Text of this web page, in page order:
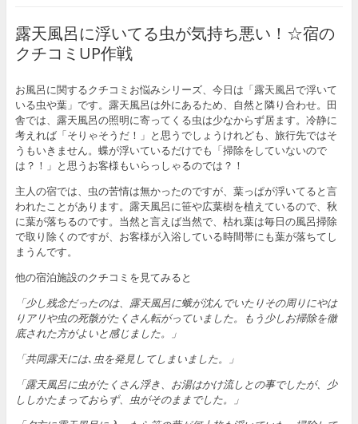
露天風呂に浮いてる虫が気持ち悪い！☆宿の
クチコミUP作戦
お風呂に関するクチコミお悩みシリーズ、今日は「露天風呂で浮いて
いる虫や葉」です。露天風呂は外にあるため、自然と隣り合わせ。田
舎では、露天風呂の照明に寄ってくる虫は少なからず居ます。冷静に
考えれば「そりゃそうだ！」と思うでしょうけれども、旅行先ではそ
うもいきません。蝶が浮いているだけでも「掃除をしていないので
は？！」と思うお客様もいらっしゃるのでは？！
主人の宿では、虫の苦情は無かったのですが、葉っぱが浮いてると言
われたことがあります。露天風呂に笹や広葉樹を植えているので、秋
に葉が落ちるのです。当然と言えば当然で、枯れ葉は毎日の風呂掃除
で取り除くのですが、お客様が入浴している時間帯にも葉が落ちてし
まうんです。
他の宿泊施設のクチコミを見てみると
「少し残念だったのは、露天風呂に蛾が沈んでいたりその周りにやは
りアリや虫の死骸がたくさん転がっていました。もう少しお掃除を徹
底された方がよいと感じました。」
「共同露天には､虫を発見してしまいました。」
「露天風呂に虫がたくさん浮き、お湯はかけ流しとの事でしたが、少
ししかたまっておらず、虫がそのままでした。」